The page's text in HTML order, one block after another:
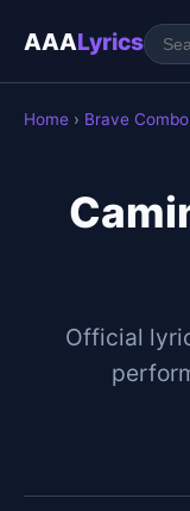
AAALyrics
Home › Brave Combo
Official